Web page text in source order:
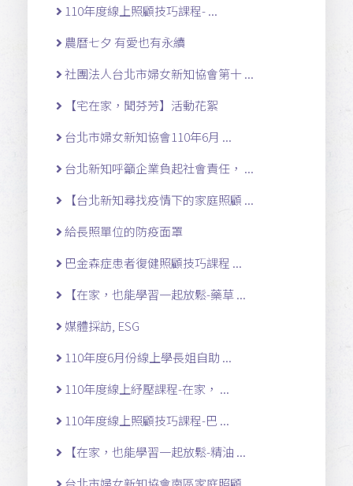
110年度線上照顧技巧課程- ...
農曆七夕 有愛也有永續
社團法人台北市婦女新知協會第十 ...
【宅在家，聞芬芳】活動花絮
台北市婦女新知協會110年6月 ...
台北新知呼籲企業負起社會責任， ...
【台北新知尋找疫情下的家庭照顧 ...
給長照單位的防疫面罩
巴金森症患者復健照顧技巧課程 ...
【在家，也能學習一起放鬆-藥草 ...
媒體採訪, ESG
110年度6月份線上學長姐自助 ...
110年度線上紓壓課程-在家， ...
110年度線上照顧技巧課程-巴 ...
【在家，也能學習一起放鬆-精油 ...